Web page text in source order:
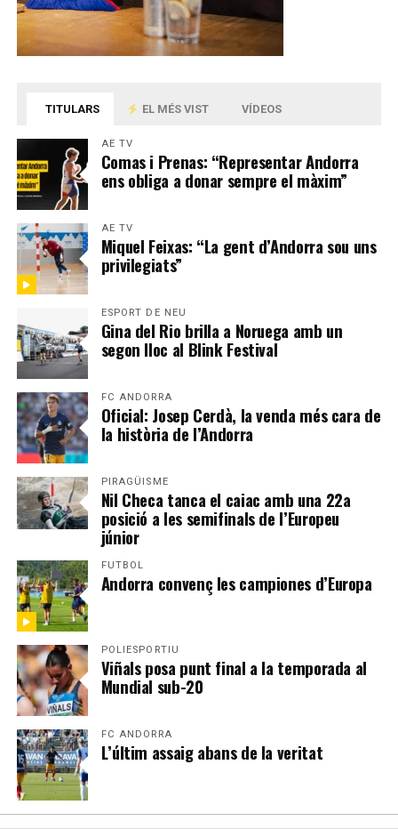
TITULARS EL MÉS VIST VÍDEOS
AE TV
Comas i Prenas: “Representar Andorra
ens obliga a donar sempre el màxim”
AE TV
Miquel Feixas: “La gent d’Andorra sou uns
privilegiats”
ESPORT DE NEU
Gina del Rio brilla a Noruega amb un
segon lloc al Blink Festival
FC ANDORRA
Oficial: Josep Cerdà, la venda més cara de
la història de l’Andorra
PIRAGÜISME
Nil Checa tanca el caiac amb una 22a
posició a les semifinals de l’Europeu
júnior
FUTBOL
Andorra convenç les campiones d’Europa
POLIESPORTIU
Viñals posa punt final a la temporada al
Mundial sub-20
FC ANDORRA
L’últim assaig abans de la veritat